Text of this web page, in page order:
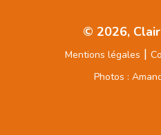
© 2026,
Mentions légales |
Photos :